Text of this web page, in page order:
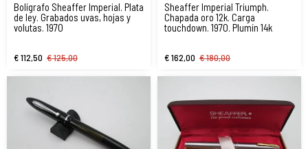
Bolígrafo Sheaffer Imperial. Plata
de ley. Grabados uvas, hojas y
volutas. 1970
€ 112,50 € 125,00
Sheaffer Imperial Triumph.
Chapada oro 12k. Carga
touchdown. 1970. Plumín 14k
€ 162,00 € 180,00